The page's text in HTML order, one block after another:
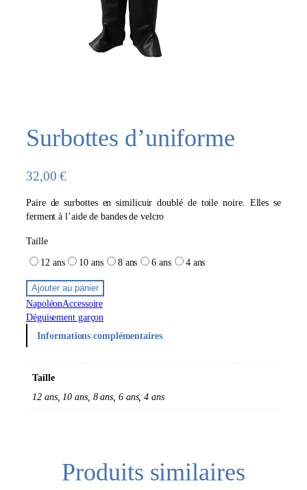
Surbottes d’uniforme
32,00€
Paire de surbottes en similicuir doublé de toile noire. Elles se
ferment à l’aide de bandes de velcro
Taille
12 ans
10 ans 8 ans 6 ans 4 ans
Ajouter au panier
NapoléonAccessoire
Déguisement garçon
Informations complémentaires
Taille
12 ans, 10 ans, 8 ans, 6 ans, 4 ans
Produits similaires